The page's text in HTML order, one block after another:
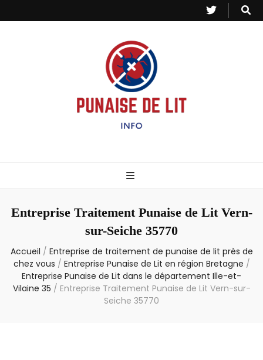
– Info
Entreprise Traitement Punaise de Lit Vern-
sur-Seiche 35770
Accueil / Entreprise de traitement de punaise de lit près de
chez vous / Entreprise Punaise de Lit en région Bretagne /
Entreprise Punaise de Lit dans le département Ille-et-
Vilaine 35 / Entreprise Traitement Punaise de Lit Vern-sur-
Seiche 35770